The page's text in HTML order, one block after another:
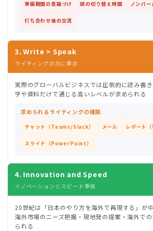
準備期間の意識づけ 頭の切り替え時間 ノンバ
打ち合わせ後の交流
3. Write > Speak
ライティングの力に重点
実際のグローバルビジネスでは圧倒的に読み書
字や資料だけで通じる高いレベルが求められる
求められるライティングの種類
チャット（Teams/Slack） メール レポート
スライド（PowerPoint）
4. Innovation and Speed
イノベーションとスピード重視
20世紀は「日本のやり方を海外で再現する」が
海外市場のニーズ把握・現地発の提案・海外で
られる